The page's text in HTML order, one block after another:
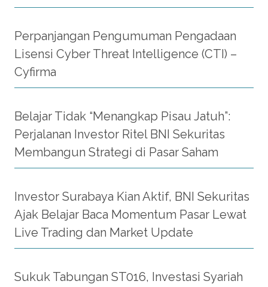
Perpanjangan Pengumuman Pengadaan
Lisensi Cyber Threat Intelligence (CTI) –
Cyfirma
Belajar Tidak “Menangkap Pisau Jatuh”:
Perjalanan Investor Ritel BNI Sekuritas
Membangun Strategi di Pasar Saham
Investor Surabaya Kian Aktif, BNI Sekuritas
Ajak Belajar Baca Momentum Pasar Lewat
Live Trading dan Market Update
Sukuk Tabungan ST016, Investasi Syariah